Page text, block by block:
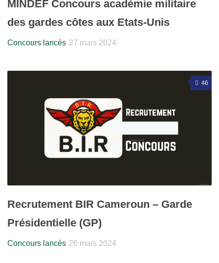
MINDEF Concours académie militaire
des gardes côtes aux Etats-Unis
Concours lancés 27 mars 2024
46
Recrutement BIR Cameroun – Garde
Présidentielle (GP)
Concours lancés 26 mars 2024